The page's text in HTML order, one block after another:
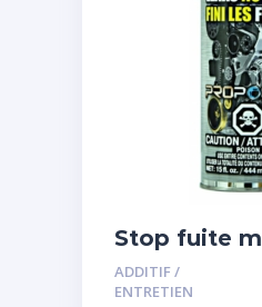
Stop fuite
ADDITIF /
ENTRETIEN